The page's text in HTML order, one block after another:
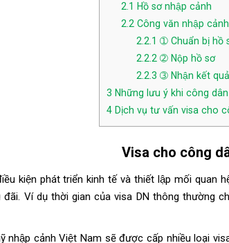
2.1 Hồ sơ nhập cảnh
2.2 Công văn nhập
2.2.1 ➀ Chuẩn bị hồ
2.2.2➁ Nộp hồ sơ
2.2.3 ➂ Nhận kết quả
3 Những lưu ý khi công
4 Dịch vụ tư vấn visa cho
Visa cho công
kiện phát triển kinh tế và thiết lập mối quan
đãi. Ví dụ thời gian của visa DN thông thường
nhập cảnh Việt Nam sẽ được cấp nhiều loại